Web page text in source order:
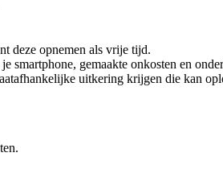
deze opnemen als vrije tijd.
smartphone, gemaakte onkosten en
uitkering krijgen die kan